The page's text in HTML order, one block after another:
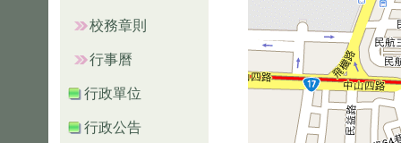
校務章則
行事曆
行政單位
行政公告